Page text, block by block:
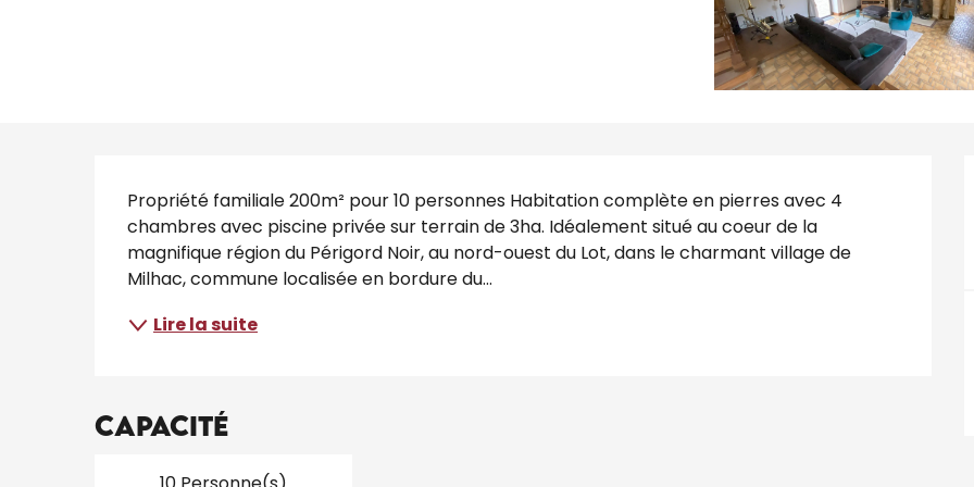
Description
Propriété familiale 200m² pour 10 personnes Habitation complète en pierres avec 4
chambres avec piscine privée sur terrain de 3ha. Idéalement situé au coeur de la
magnifique région du Périgord Noir, au nord-ouest du Lot, dans le charmant village de
Milhac, commune localisée en bordure du...
Lire la suite
Capacité